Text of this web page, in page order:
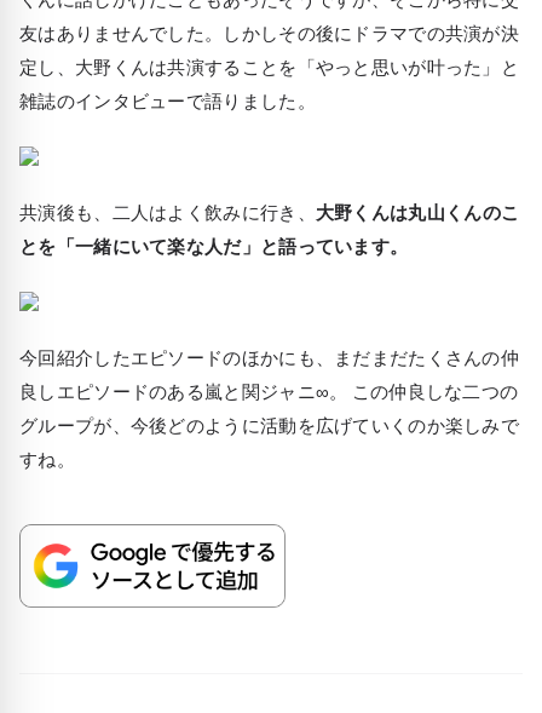
友はありませんでした。しかしその後にドラマでの共演が決
定し、大野くんは共演することを「やっと思いが叶った」と
雑誌のインタビューで語りました。
共演後も、二人はよく飲みに行き、 大野くんは丸山くんのこ
とを「一緒にいて楽な人だ」と語っています。
今回紹介したエピソードのほかにも、まだまだたくさんの仲
良しエピソードのある嵐と関ジャニ∞。 この仲良しな二つの
グループが、今後どのように活動を広げていくのか楽しみで
すね。